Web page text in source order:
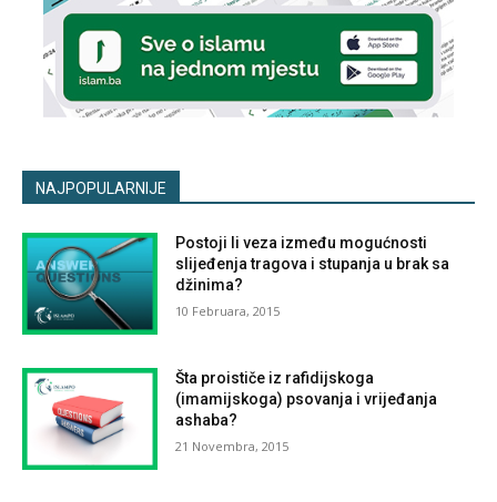
NAJPOPULARNIJE
Postoji li veza između mogućnosti
slijeđenja tragova i stupanja u brak sa
džinima?
10 Februara, 2015
Šta proističe iz rafidijskoga
(imamijskoga) psovanja i vrijeđanja
ashaba?
21 Novembra, 2015